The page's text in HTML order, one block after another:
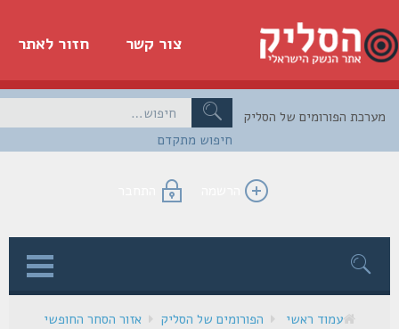
חזור לאתר צור קשר
חיפוש מתקדם
הפורומים של הסליק
הרשמה התחבר
עמוד ראשי הפורומים של הסליק אזור הסחר החופשי